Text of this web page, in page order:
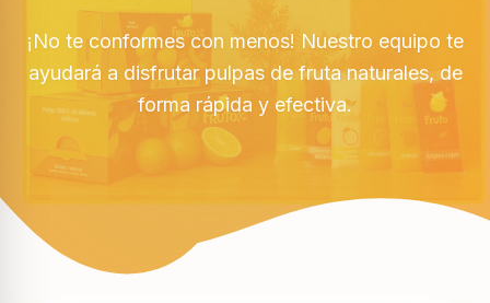
¡No te conformes con menos! Nuestro equipo te
ayudará a disfrutar pulpas de fruta naturales, de
forma rápida y efectiva.